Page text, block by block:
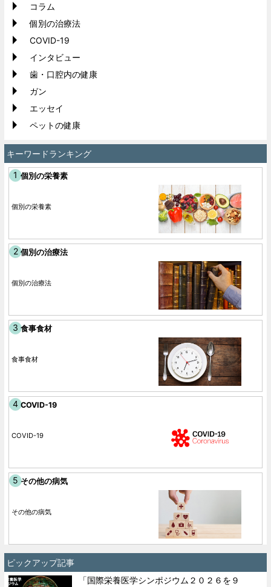
コラム
個別の治療法
COVID-19
インタビュー
歯・口腔内の健康
ガン
エッセイ
ペットの健康
キーワードランキング
個別の栄養素
個別の栄養素
個別の治療法
個別の治療法
食事食材
食事食材
COVID-19
COVID-19
その他の病気
その他の病気
ピックアップ記事
「国際栄養医学シンポジウム２０２６を９